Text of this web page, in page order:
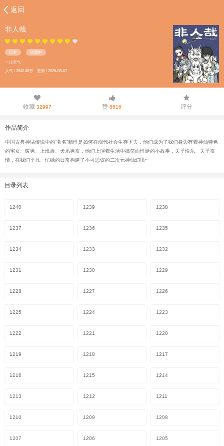
返回
非人哉
日常 连载中
一汪空气
人气 / 3942.48万 更新 / 2026-08-07
收藏 32997 赞 8616 评分
作品简介
中国古典神话传说中的“著名”精怪是如何在现代社会生存下去，他们成为了我们身边有着神仙特色
的宅女、暖男、上班族、犬系男友，他们上演着生活中搞笑而怪诞的小故事，关乎快乐、关乎友
情，在我们平凡、忙碌的日常构建了不可思议的二次元神仙幻境~
目录列表
1240 1239 1238
1237 1236 1235
1234 1233 1232
1231 1230 1229
1228 1227 1226
1225 1224 1223
1222 1221 1220
1219 1218 1217
1216 1215 1214
1213 1212 1211
1210 1209 1208
1207 1206 1205